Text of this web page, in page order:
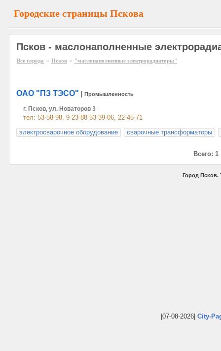
Городские страницы Пскова
Псков - маслонаполненные
Все города » Псков » "маслонаполненные электрорадиаторы"
ОАО "ПЗ ТЭСО" Промышленность
г. Псков, ул. Новаторов 3
тел: 53-58-98, 9-23-88 53-39-06, 22-45-71
электросварочное оборудование
сварочные трансформаторы
Всего: 1
Город Псков.
|07-08-2026| City-